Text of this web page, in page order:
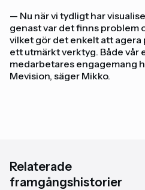
— Nu när vi tydligt har
genast var det finns problem
vilket gör det enkelt att agera
ett utmärkt verktyg. Både vår
medarbetares engagemang
Mevision, säger Mikko.
Relaterade
framgångshistorier